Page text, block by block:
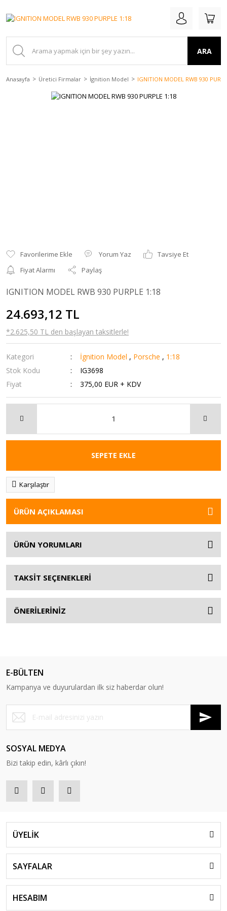
ARA
Anasayfa Üretici Firmalar İgnition Model IGNITION MODEL RWB 930
Yorum Yaz
Tavsiye Et
Fiyat Alarmı
Paylaş
IGNITION MODEL RWB 930 PURPLE 1:18
24.693,12 TL
*2.625,50 TL den başlayan taksitlerle!
Kategori İgnition Model , Porsche , 1:18
Stok Kodu
IG3698
Fiyat
375,00 EUR + KDV
SEPETE EKLE
Karşılaştır
ÜRÜN AÇIKLAMASI
ÜRÜN YORUMLARI
TAKSİT SEÇENEKLERİ
ÖNERİLERİNİZ
E-BÜLTEN
Kampanya ve duyurulardan ilk siz haberdar olun!
SOSYAL MEDYA
Bizi takip edin, kârlı çıkın!
ÜYELİK
SAYFALAR
HESABIM